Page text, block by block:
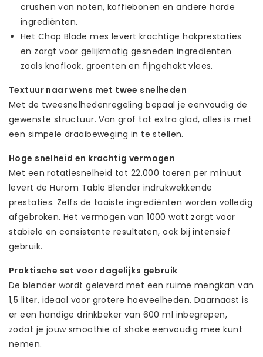
crushen van noten, koffiebonen en andere harde
ingrediënten.
Het Chop Blade mes levert krachtige hakprestaties
en zorgt voor gelijkmatig gesneden ingrediënten
zoals knoflook, groenten en fijngehakt vlees.
Textuur naar wens met twee snelheden
Met de tweesnelhedenregeling bepaal je eenvoudig de
gewenste structuur. Van grof tot extra glad, alles is met
een simpele draaibeweging in te stellen.
Hoge snelheid en krachtig vermogen
Met een rotatiesnelheid tot 22.000 toeren per minuut
levert de Hurom Table Blender indrukwekkende
prestaties. Zelfs de taaiste ingrediënten worden volledig
afgebroken. Het vermogen van 1000 watt zorgt voor
stabiele en consistente resultaten, ook bij intensief
gebruik.
Praktische set voor dagelijks gebruik
De blender wordt geleverd met een ruime mengkan van
1,5 liter, ideaal voor grotere hoeveelheden. Daarnaast is
er een handige drinkbeker van 600 ml inbegrepen,
zodat je jouw smoothie of shake eenvoudig mee kunt
nemen.